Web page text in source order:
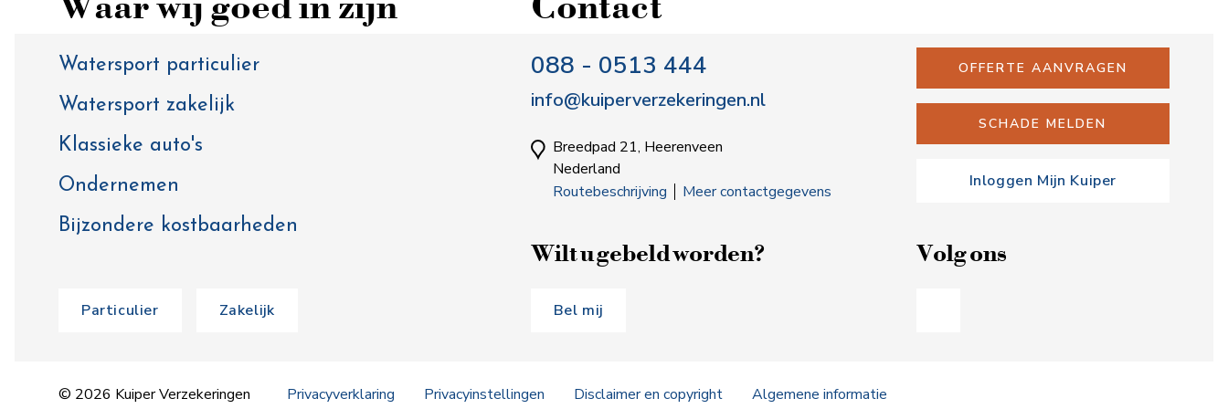
Watersport particulier
Watersport zakelijk
Klassieke auto's
Ondernemen
Bijzondere kostbaarheden
Particulier Zakelijk
088 - 0513 444
info@kuiperverzekeringen.nl
Breedpad 21, Heerenveen
Nederland
Routebeschrijving
Meer contactgegevens
OFFERTE AANVRAGEN
SCHADE MELDEN
Inloggen Mijn Kuiper
Wilt u gebeld worden?
Bel mij
Volg ons
Privacyverklaring Privacyinstellingen Disclaimer en copyright Algemene informatie
© 2026 Kuiper Verzekeringen